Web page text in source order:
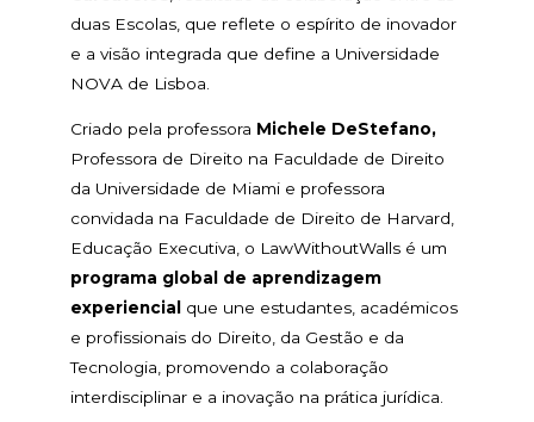
duas Escolas, que reflete o espírito de inovador
e a visão integrada que define a Universidade
NOVA de Lisboa.
Criado pela professora Michele DeStefano,
Professora de Direito na Faculdade de Direito
da Universidade de Miami e professora
convidada na Faculdade de Direito de Harvard,
Educação Executiva, o LawWithoutWalls é um
programa global de aprendizagem
experiencial
que une estudantes, académicos
e profissionais do Direito, da Gestão e da
Tecnologia, promovendo a colaboração
interdisciplinar e a inovação na prática jurídica.